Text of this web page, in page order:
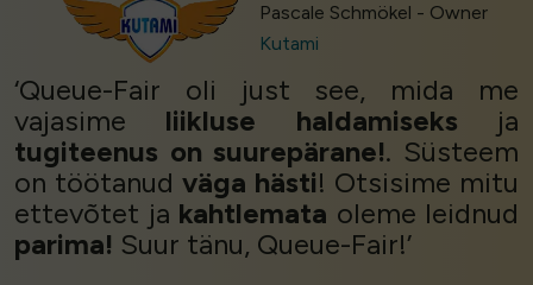
Pascale Schmökel - Owner
Kutami
‘Queue-Fair oli just see, mida me
vajasime liikluse haldamiseks ja
tugiteenus on suurepärane!. Süsteem
on töötanud väga hästi! Otsisime mitu
ettevõtet ja kahtlemata oleme leidnud
parima! Suur tänu, Queue-Fair!’